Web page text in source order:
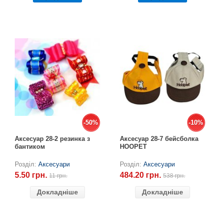
-50%
-50%
Аксесуар 28-2 резинка з
бантиком
Розділ:Аксесуари
5.50 грн.11 грн.
Докладніше
-10%
-10%
Аксесуар 28-7 бейсболка
HOOPET
Розділ:Аксесуари
484.20 грн.538 грн.
Докладніше